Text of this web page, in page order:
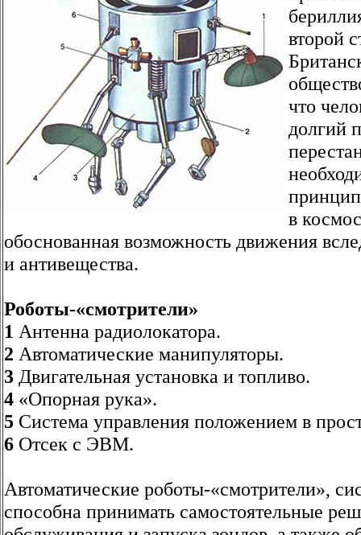
второй
что
долгий
в
обоснованная возможность движения
и антивещества.
Роботы-«смотрители»
1 Антенна радиолокатора.
2 Автоматические манипуляторы.
3 Двигательная установка и топливо.
4 «Опорная рука».
5 Система управления положением в
6 Отсек с ЭВМ.
Автоматические роботы-«смотрители»,
способна принимать самостоятельные